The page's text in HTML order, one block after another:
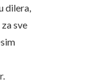
dilera,
sve